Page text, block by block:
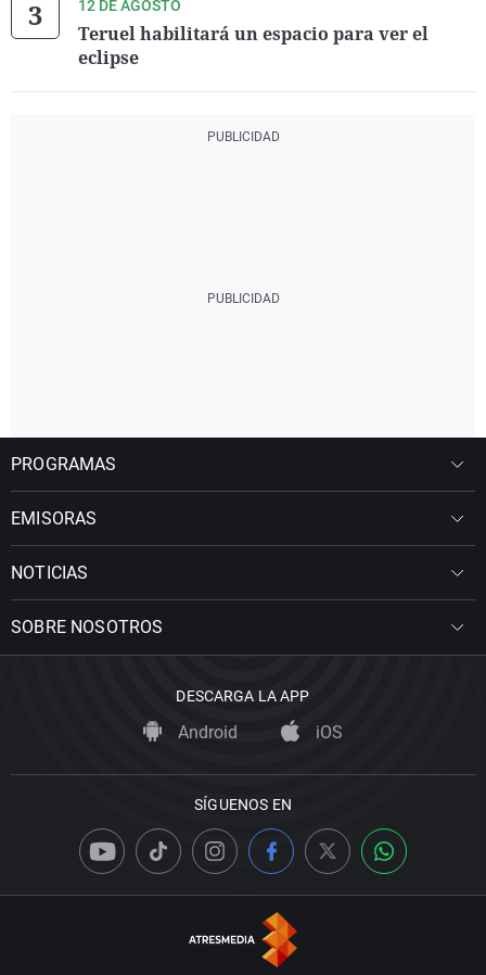
12 DE AGOSTO
Teruel habilitará un espacio para ver el
eclipse
PROGRAMAS
EMISORAS
NOTICIAS
SOBRE NOSOTROS
DESCARGA LA APP
Android iOS
SÍGUENOS EN